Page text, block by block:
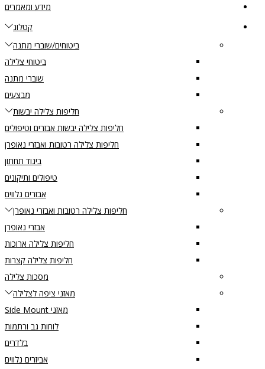
מידע ומאמרים
קטלוג
ביטוחים/שוברי מתנה
ביטוחי צלילה
שוברי מתנה
מבצעים
חליפות צלילה יבשות
חליפות צלילה יבשות אבזרים וטיפולים
חליפות צלילה רטובות ואבזרי נאופרן
ביגוד תחתון
טיפולים ותיקונים
אבזרים נלווים
חליפות צלילה רטובות ואבזרי נאופרן
אבזרי נאופרן
חליפות צלילה ארוכות
חליפות צלילה קצרות
מסכות צלילה
מאזני ציפה לצלילה
מאזני Side Mount
לוחות גב ורתמות
בלדרים
אביזרים נלווים